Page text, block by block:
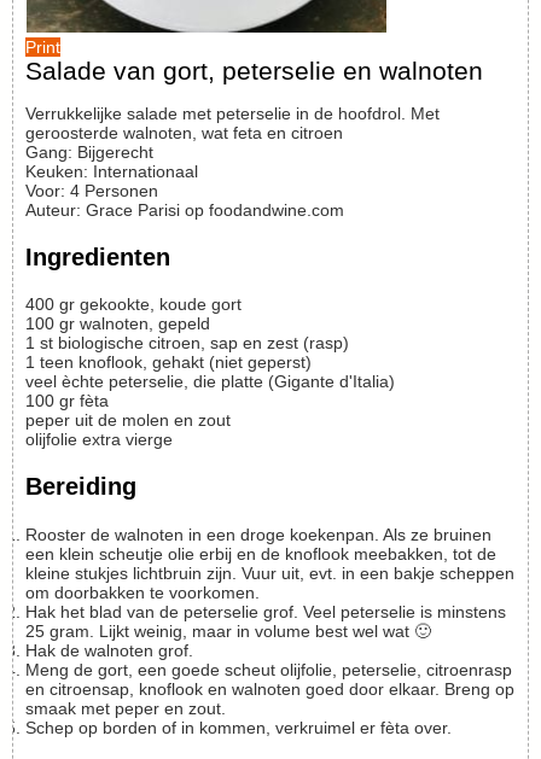
Print
Salade van gort, peterselie en walnoten
Verrukkelijke salade met peterselie in de hoofdrol. Met
geroosterde walnoten, wat feta en citroen
Gang: Bijgerecht
Keuken: Internationaal
Voor: 4 Personen
Auteur: Grace Parisi op foodandwine.com
Ingredienten
400 gr gekookte, koude gort
100 gr walnoten, gepeld
1 st biologische citroen, sap en zest (rasp)
1 teen knoflook, gehakt (niet geperst)
veel èchte peterselie, die platte (Gigante d'Italia)
100 gr fèta
peper uit de molen en zout
olijfolie extra vierge
Bereiding
Rooster de walnoten in een droge koekenpan. Als ze bruinen
een klein scheutje olie erbij en de knoflook meebakken, tot de
kleine stukjes lichtbruin zijn. Vuur uit, evt. in een bakje scheppen
om doorbakken te voorkomen.
Hak het blad van de peterselie grof. Veel peterselie is minstens
25 gram. Lijkt weinig, maar in volume best wel wat 🙂
Hak de walnoten grof.
Meng de gort, een goede scheut olijfolie, peterselie, citroenrasp
en citroensap, knoflook en walnoten goed door elkaar. Breng op
smaak met peper en zout.
Schep op borden of in kommen, verkruimel er fèta over.